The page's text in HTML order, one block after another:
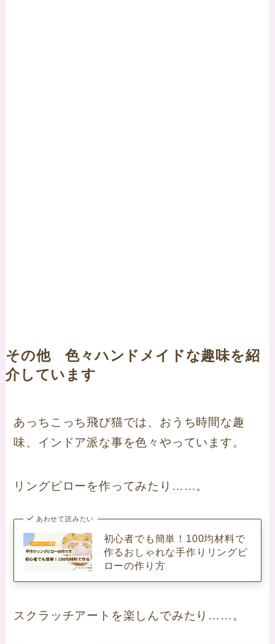
その他 色々ハンドメイドな趣味を紹
介しています
あっちこっち飛び猫では、おうち時間な趣
味、インドア派な事を色々やっています。
リングピローを作ってみたり……。
あわせて読みたい
初心者でも簡単！100均材料で
作るおしゃれな手作りリングピ
ローの作り方
スクラッチアートを楽しんでみたり……。